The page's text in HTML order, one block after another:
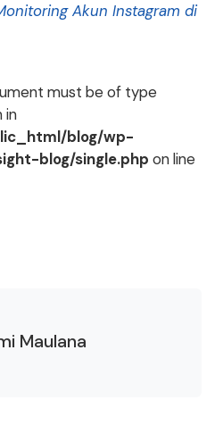
Akun Instagram di
must be of type
in
blog/wp-
blog/single.php on line
Maulana